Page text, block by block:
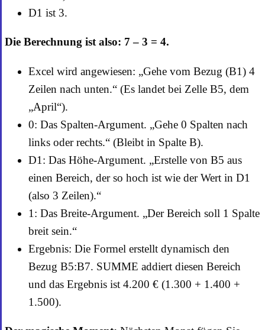
D1 ist 3.
Die Berechnung ist also: 7 – 3 = 4.
Excel wird angewiesen: „Gehe vom Bezug (B1) 4
Zeilen nach unten.“ (Es landet bei Zelle B5, dem
„April“).
0: Das Spalten-Argument. „Gehe 0 Spalten nach
links oder rechts.“ (Bleibt in Spalte B).
D1: Das Höhe-Argument. „Erstelle von B5 aus
einen Bereich, der so hoch ist wie der Wert in D1
(also 3 Zeilen).“
1: Das Breite-Argument. „Der Bereich soll 1 Spalte
breit sein.“
Ergebnis: Die Formel erstellt dynamisch den
Bezug B5:B7. SUMME addiert diesen Bereich
und das Ergebnis ist 4.200 € (1.300 + 1.400 +
1.500).